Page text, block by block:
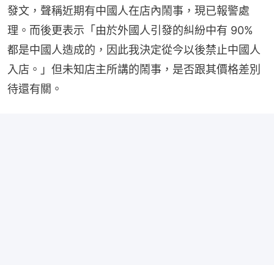
發文，聲稱近期有中國人在店內鬧事，現已報警處
理。而後更表示「由於外國人引發的糾紛中有 90%
都是中國人造成的，因此我決定從今以後禁止中國人
入店。」但未知店主所講的鬧事，是否跟其價格差別
待還有關。